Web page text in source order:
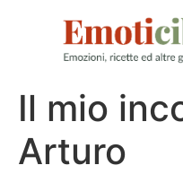
Il mio
Arturo